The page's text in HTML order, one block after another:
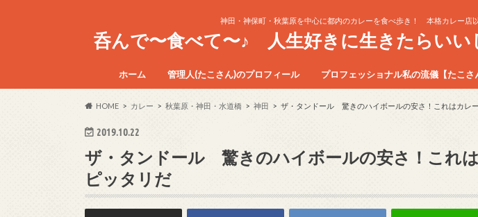
神田・神保町・秋葉原を中心に都内のカレーを食べ歩き！ 本格カレー店
呑んで〜食べて〜♪ 人生好きに生きたらいい
ホーム 管理人(たこさん)のプロフィール プロフェッショナル私の流儀【たこさ
HOME カレー 秋葉原・神田・水道橋 神田 ザ・タンドール 驚きのハイボールの安さ！これはカレ
2019.10.22
ザ・タンドール 驚きのハイボールの安さ！これ
ピッタリだ